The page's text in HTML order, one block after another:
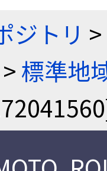
ジトリ >
>標準地